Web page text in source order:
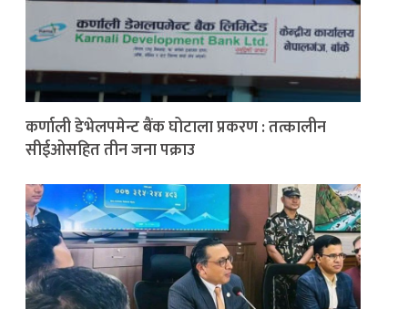
कर्णाली डेभेलपमेन्ट बैंक घोटाला प्रकरण : तत्कालीन
सीईओसहित तीन जना पक्राउ